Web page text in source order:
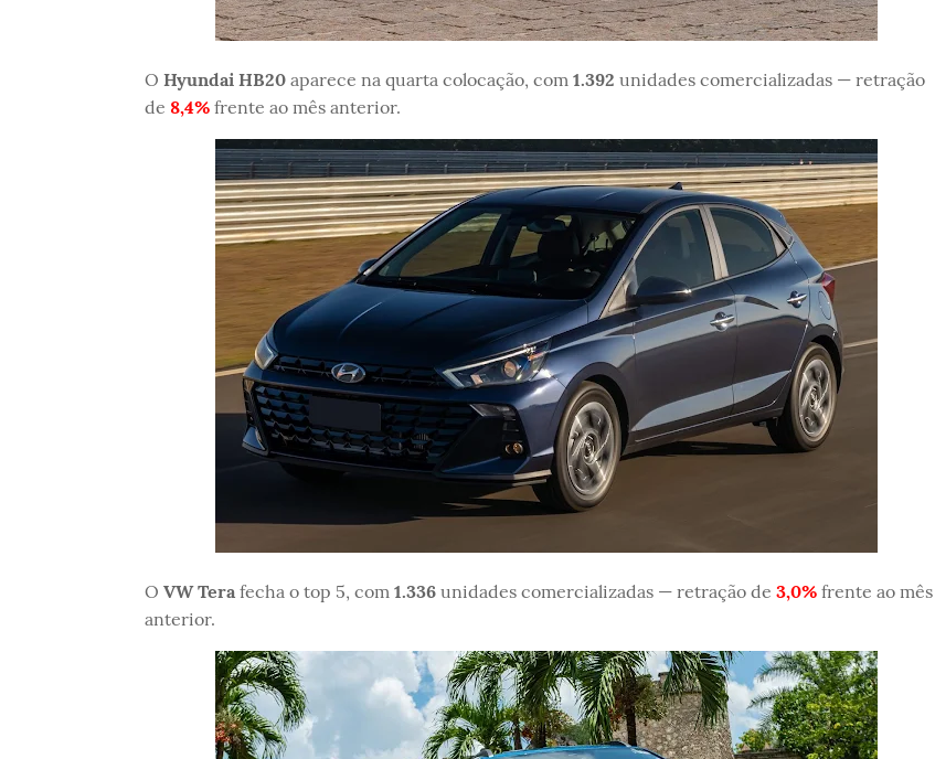
O Hyundai HB20aparece na quarta colocação, com 1.392 unidades comercializadas — retração
de 8,4%frente ao mês anterior.
O VW Terafecha o top 5, com 1.336unidades comercializadas — retração de 3,0%frente ao mês
anterior.